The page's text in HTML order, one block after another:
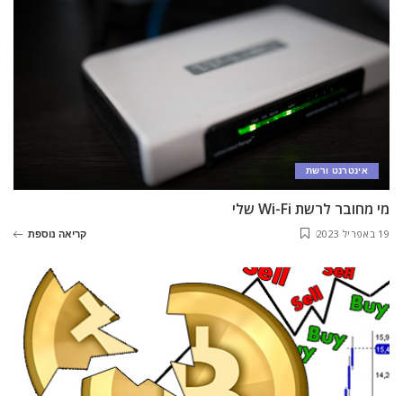
אינטרנט ורשת
מי מחובר לרשת Wi-Fi שלי
19 באפריל 2023 קריאה נוספת